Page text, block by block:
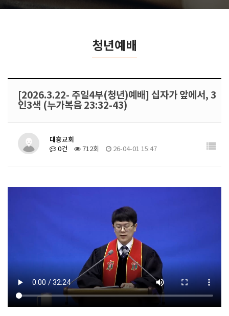
청년예배
[2026.3.22- 주일4부(청년)예배] 십자가 앞에서, 3
인3색 (누가복음 23:32-43)
대흥교회
0건 712회 26-04-01 15:47